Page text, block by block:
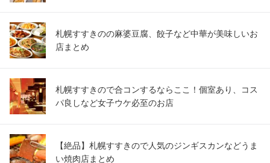
札幌すすきのの麻婆豆腐、餃子など中華が美味しいお
店まとめ
札幌すすきので合コンするならここ！個室あり、コス
パ良しなど女子ウケ必至のお店
【絶品】札幌すすきので人気のジンギスカンなどうま
い焼肉店まとめ